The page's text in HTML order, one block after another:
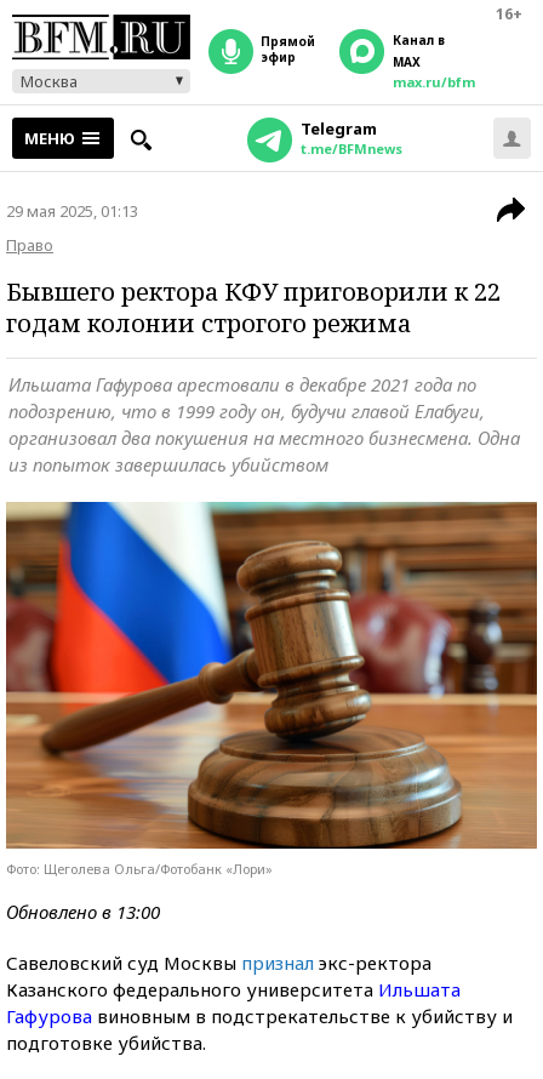
16+
Москва
прямой
эфир
Канал в
MAX
max.ru/bfm
МЕНЮ Telegram
t.me/BFMnews
29 мая 2025, 01:13
Право
Бывшего ректора КФУ приговорили к 22
годам колонии строгого режима
Ильшата Гафурова арестовали в декабре 2021 года по
подозрению, что в 1999 году он, будучи главой Елабуги,
организовал два покушения на местного бизнесмена. Одна
из попыток завершилась убийством
Фото: Щеголева Ольга/Фотобанк «Лори»
Обновлено в 13:00
Савеловский суд Москвы признал экс-ректора
Казанского федерального университета Ильшата
Гафурова виновным в подстрекательстве к убийству и
подготовке убийства.